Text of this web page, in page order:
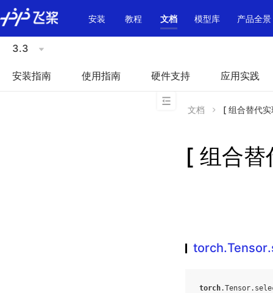
\u200E
安装
教程 文档 模型库 产品全景
3.3
安装指南 使用指南 硬件支持 应用实践
文档 [ 组合替代
[ 组合
torch.Tensor.